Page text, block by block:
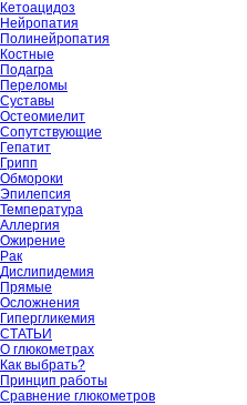
Кетоацидоз
Нейропатия
Полинейропатия
Костные
Подагра
Переломы
Суставы
Остеомиелит
Сопутствующие
Гепатит
Грипп
Обмороки
Эпилепсия
Температура
Аллергия
Ожирение
Рак
Дислипидемия
Прямые
Осложнения
Гипергликемия
СТАТЬИ
О глюкометрах
Как выбрать?
Принцип работы
Сравнение глюкометров